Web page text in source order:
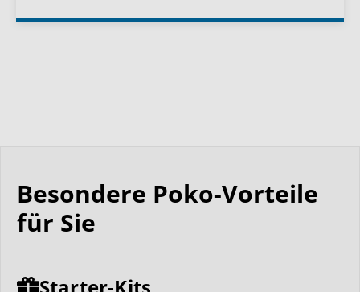
Besondere Poko-Vorteile
für Sie
Starter-Kits